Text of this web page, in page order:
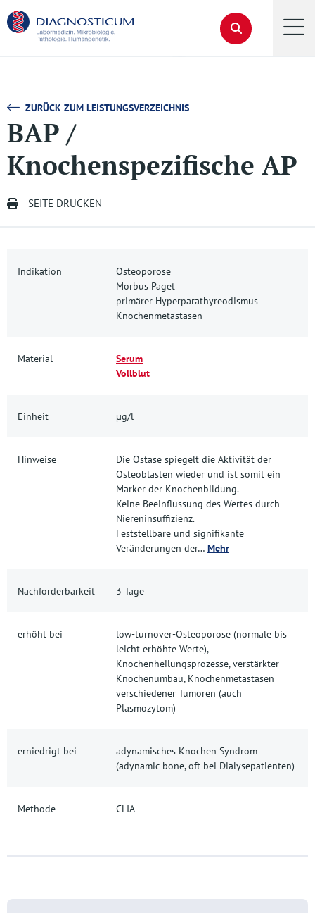
ZURÜCK ZUM LEISTUNGSVERZEICHNIS
BAP /
Knochenspezifische AP
SEITE DRUCKEN
Indikation
Osteoporose
Morbus Paget
primärer Hyperparathyreodismus
Knochenmetastasen
Material
Serum
Vollblut
Einheit µg/l
Hinweise
Die Ostase spiegelt die Aktivität der
Osteoblasten wieder und ist somit ein
Marker der Knochenbildung.
Keine Beeinflussung des Wertes durch
Niereninsuffizienz.
Feststellbare und signifikante
Veränderungen der… Mehr
Nachforderbarkeit 3 Tage
erhöht bei
low-turnover-Osteoporose (normale bis
leicht erhöhte Werte),
Knochenheilungsprozesse, verstärkter
Knochenumbau, Knochenmetastasen
verschiedener Tumoren (auch
Plasmozytom)
erniedrigt bei
adynamisches Knochen Syndrom
(adynamic bone, oft bei Dialysepatienten)
Methode CLIA